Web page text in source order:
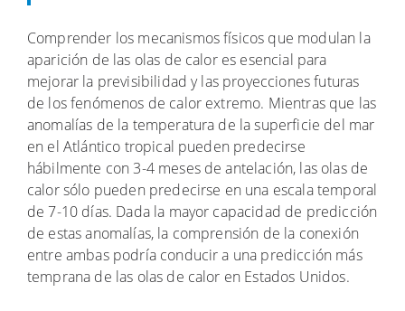
Comprender los mecanismos físicos que modulan la
aparición de las olas de calor es esencial para
mejorar la previsibilidad y las proyecciones futuras
de los fenómenos de calor extremo. Mientras que las
anomalías de la temperatura de la superficie del mar
en el Atlántico tropical pueden predecirse
hábilmente con 3-4 meses de antelación, las olas de
calor sólo pueden predecirse en una escala temporal
de 7-10 días. Dada la mayor capacidad de predicción
de estas anomalías, la comprensión de la conexión
entre ambas podría conducir a una predicción más
temprana de las olas de calor en Estados Unidos.